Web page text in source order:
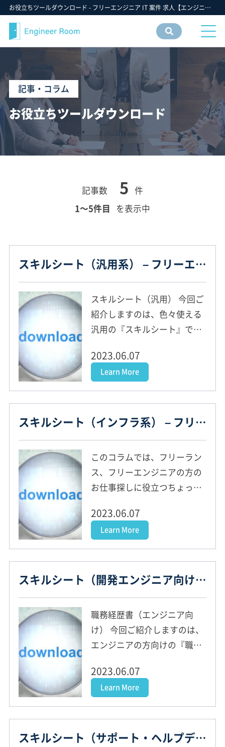
お役立ちツールダウンロード - フリーエンジニア IT 案件 求人【エンジニアルーム】ITフリーランス ITエンジニア IT個人事業主 仕事 転職 募集
記事・コラム
お役立ちツールダウンロード
記事数 5 件
1〜5件目
を表示中
スキルシート（汎用系） – フリーエンジニアお役立ちツール
スキルシート（汎用） 今回ご
紹介しますのは、色々使える
汎用の『スキルシート』で
てください！ [ご利用方法] (1)
下記リンクをクリック頂きま
すと、ダウンロードダイアロ
グが開きます。 (2)PCのお好
きな場所にダウ...
2023.06.07
Learn More
スキルシート（インフラ系） – フリーエンジニアお役立ちツール
このコラムでは、フリーラン
ス、フリーエンジニアの方の
お仕事探しに役立つちょっと
紹介していきます。 皆様のお
仕事探しがスムーズに、ま
た、ご満足のいくものになら
れるように、今後も更新して
いきます！ ぜひご活用くださ
2023.06.07
Learn More
スキルシート（開発エンジニア向け） – フリーエンジニアお役立ちツール
職務経歴書（エンジニア向
け） 今回ご紹介しますのは、
エンジニアの方向けの『職務
ぜひお役立てください！ [ご
利用方法] (1)下記リンクをク
リック頂きますと、ダウンロ
ードダイアログが開きます。
(2)PCのお好きな...
2023.06.07
Learn More
スキルシート（サポート・ヘルプデスク向け） – フリーエンジニアお役立ちツール